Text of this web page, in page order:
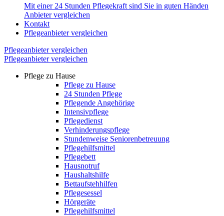
Mit einer 24 Stunden Pflegekraft sind Sie in guten Händen
Anbieter vergleichen
Kontakt
Pflegeanbieter vergleichen
Pflegeanbieter vergleichen
Pflegeanbieter vergleichen
Pflege zu Hause
Pflege zu Hause
24 Stunden Pflege
Pflegende Angehörige
Intensivpflege
Pflegedienst
Verhinderungspflege
Stundenweise Seniorenbetreuung
Pflegehilfsmittel
Pflegebett
Hausnotruf
Haushaltshilfe
Bettaufstehhilfen
Pflegesessel
Hörgeräte
Pflegehilfsmittel